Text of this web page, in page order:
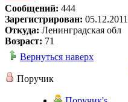
Сообщений: 444
Зарегистрирован: 05.12.2011
Откуда: Ленинградская обл
Возраст: 71
Вернуться наверх
Поручик